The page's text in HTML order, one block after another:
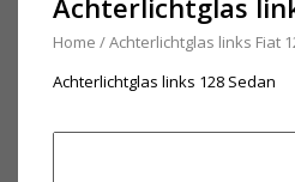
Achterlichtglas
Home /Achterlichtglas links Fiat
Achterlichtglas links 128 Sedan